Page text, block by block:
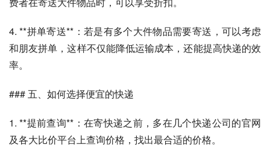
4. **拼单寄送**：若是有多个大件物品需要寄送，可以考虑
和朋友拼单，这样不仅能降低运输成本，还能提高快递的效
率。
### 五、如何选择便宜的快递
1. **提前查询**：在寄快递之前，多在几个快递公司的官网
及各大比价平台上查询价格，找出最合适的价格。